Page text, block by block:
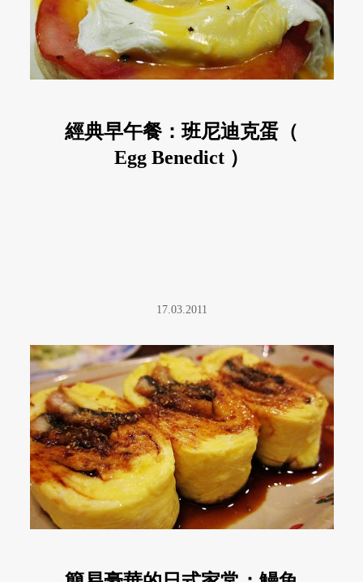
經典早午餐：班尼迪克蛋（
Egg Benedict ）
17.03.2011